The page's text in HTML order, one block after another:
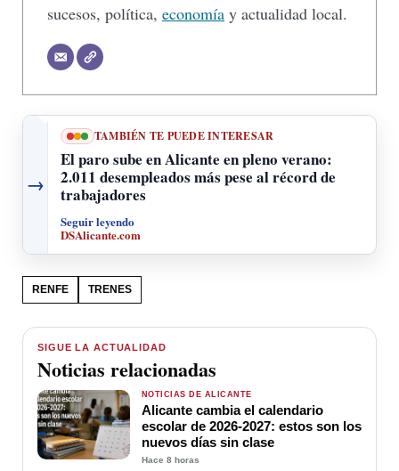
sucesos, política, economía y actualidad local.
→
TAMBIÉN TE PUEDE INTERESAR
El paro sube en Alicante en pleno verano:
2.011 desempleados más pese al récord de
trabajadores
Seguir leyendo
DSAlicante.com
RENFE TRENES
SIGUE LA ACTUALIDAD
Noticias relacionadas
NOTICIAS DE ALICANTE
Alicante cambia el calendario
escolar de 2026-2027: estos son los
nuevos días sin clase
Hace 8 horas